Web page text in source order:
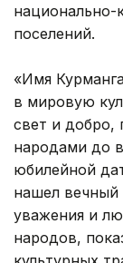
национально-
поселений.
«Имя
в мировую
свет и добро,
народами до
юбилейной
нашел вечный
уважения и
народов,